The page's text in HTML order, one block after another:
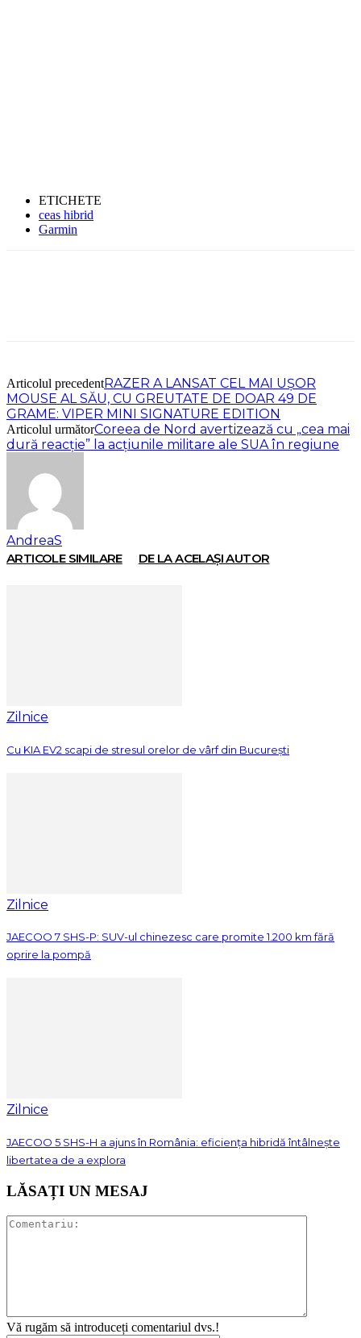
ETICHETE
ceas hibrid
Garmin
Articolul precedentRAZER A LANSAT CEL MAI UŞOR
MOUSE AL SĂU, CU GREUTATE DE DOAR 49 DE
GRAME: VIPER MINI SIGNATURE EDITION
Articolul următorCoreea de Nord avertizează cu „cea mai
dură reacţie” la acţiunile militare ale SUA în regiune
AndreaS
ARTICOLE SIMILARE
DE LA ACELAȘI AUTOR
Zilnice
Cu KIA EV2 scapi de stresul orelor de vârf din București
Zilnice
JAECOO 7 SHS-P: SUV-ul chinezesc care promite 1.200 km fără
oprire la pompă
Zilnice
JAECOO 5 SHS-H a ajuns în România: eficiența hibridă întâlnește
libertatea de a explora
LĂSAȚI UN MESAJ
Vă rugăm să introduceți comentariul dvs.!